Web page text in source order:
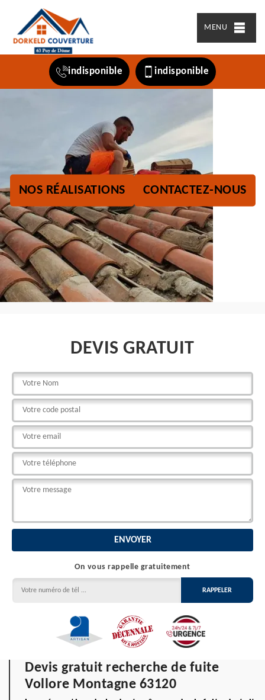
MENU
indisponible indisponible
NOS RÉALISATIONS CONTACTEZ-NOUS
DEVIS GRATUIT
On vous rappelle gratuitement
Devis gratuit recherche de fuite
Vollore Montagne 63120